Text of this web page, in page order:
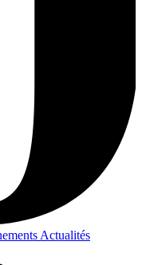
Actualités